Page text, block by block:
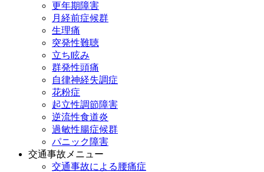
更年期障害
月経前症候群
生理痛
突発性難聴
立ち眩み
群発性頭痛
自律神経失調症
花粉症
起立性調節障害
逆流性食道炎
過敏性腸症候群
パニック障害
交通事故メニュー
交通事故による腰痛症